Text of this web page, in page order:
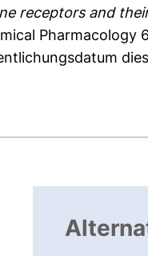
receptors and
Pharmacology